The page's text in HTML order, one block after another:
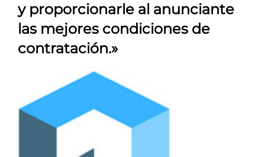
y proporcionarle al anunciante
las mejores condiciones de
contratación.»